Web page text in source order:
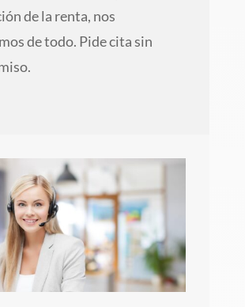
de la renta, nos
de todo. Pide cita sin